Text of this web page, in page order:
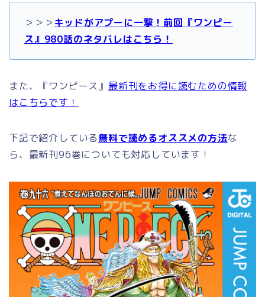
＞＞＞キッドがアプーに一撃！前回『ワンピー
ス』980話のネタバレはこちら！
また、『ワンピース』 最新刊をお得に読むための情報
はこちらです！
下記で紹介している無料で読めるオススメの方法な
ら、最新刊96巻についても対応しています！